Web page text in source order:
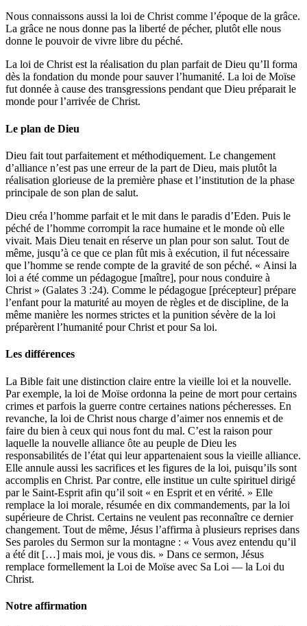
Nous connaissons aussi la loi de Christ comme l’époque de la grâce.
La grâce ne nous donne pas la liberté de pécher, plutôt elle nous
donne le pouvoir de vivre libre du péché.
La loi de Christ est la réalisation du plan parfait de Dieu qu’Il forma
dès la fondation du monde pour sauver l’humanité. La loi de Moïse
fut donnée à cause des transgressions pendant que Dieu préparait le
monde pour l’arrivée de Christ.
Le plan de Dieu
Dieu fait tout parfaitement et méthodiquement. Le changement
d’alliance n’est pas une erreur de la part de Dieu, mais plutôt la
réalisation glorieuse de la première phase et l’institution de la phase
principale de son plan de salut.
Dieu créa l’homme parfait et le mit dans le paradis d’Eden. Puis le
péché de l’homme corrompit la race humaine et le monde où elle
vivait. Mais Dieu tenait en réserve un plan pour son salut. Tout de
même, jusqu’à ce que ce plan fût mis à exécution, il fut nécessaire
que l’homme se rende compte de la gravité de son péché. « Ainsi la
loi a été comme un pédagogue [maître], pour nous conduire à
Christ » (Galates 3 :24). Comme le pédagogue [précepteur] prépare
l’enfant pour la maturité au moyen de règles et de discipline, de la
même manière les normes strictes et la punition sévère de la loi
préparèrent l’humanité pour Christ et pour Sa loi.
Les différences
La Bible fait une distinction claire entre la vieille loi et la nouvelle.
Par exemple, la loi de Moïse ordonna la peine de mort pour certains
crimes et parfois la guerre contre certaines nations pécheresses. En
revanche, la loi de Christ nous charge d’aimer nos ennemis et de
faire du bien à ceux qui nous font du mal. C’est la raison pour
laquelle la nouvelle alliance ôte au peuple de Dieu les
responsabilités de l’état qui leur appartenaient sous la vieille alliance.
Elle annule aussi les sacrifices et les figures de la loi, puisqu’ils sont
accomplis en Christ. Par contre, elle institue un culte spirituel dirigé
par le Saint-Esprit afin qu’il soit « en Esprit et en vérité. » Elle
remplace la loi morale, résumée en dix commandements, par la loi
supérieure de Christ. Certains ne veulent pas reconnaître ce dernier
changement. Tout de même, Jésus l’affirma à plusieurs reprises dans
Ses paroles du Sermon sur la montagne : « Vous avez entendu qu’il
a été dit […] mais moi, je vous dis. » Dans ce sermon, Jésus
remplace formellement la Loi de Moïse avec Sa Loi — la Loi du
Christ.
Notre affirmation